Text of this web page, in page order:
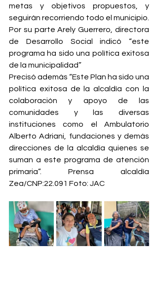
metas y objetivos propuestos, y
seguirán recorriendo todo el municipio.
Por su parte Arely Guerrero, directora
de Desarrollo Social indicó “este
programa ha sido una política exitosa
de la municipalidad”
Precisó además “Este Plan ha sido una
política exitosa de la alcaldía con la
colaboración y apoyo de las
comunidades y las diversas
instituciones como el Ambulatorio
Alberto Adriani, fundaciones y demás
direcciones de la alcaldía quienes se
suman a este programa de atención
primaria”. Prensa alcaldía
Zea/CNP:22.091 Foto: JAC